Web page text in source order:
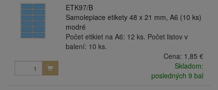
ETK97/B
Samolepiace etikety 48 x 21 mm, A6 (10 ks)
modré
Počet etikiet na A6: 12 ks. Počet listov v
balení: 10 ks.
Cena: 1,85 €
Skladom:
posledných 9 bal